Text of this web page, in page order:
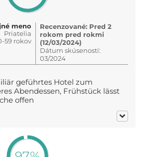
meno
Priatelia
59 rokov
Recenzované: Pred 2
rokom pred rokmi
(12/03/2024)
Dátum skúseností:
03/2024
geführtes Hotel zum
Abendessen, Frühstück lässt
offen